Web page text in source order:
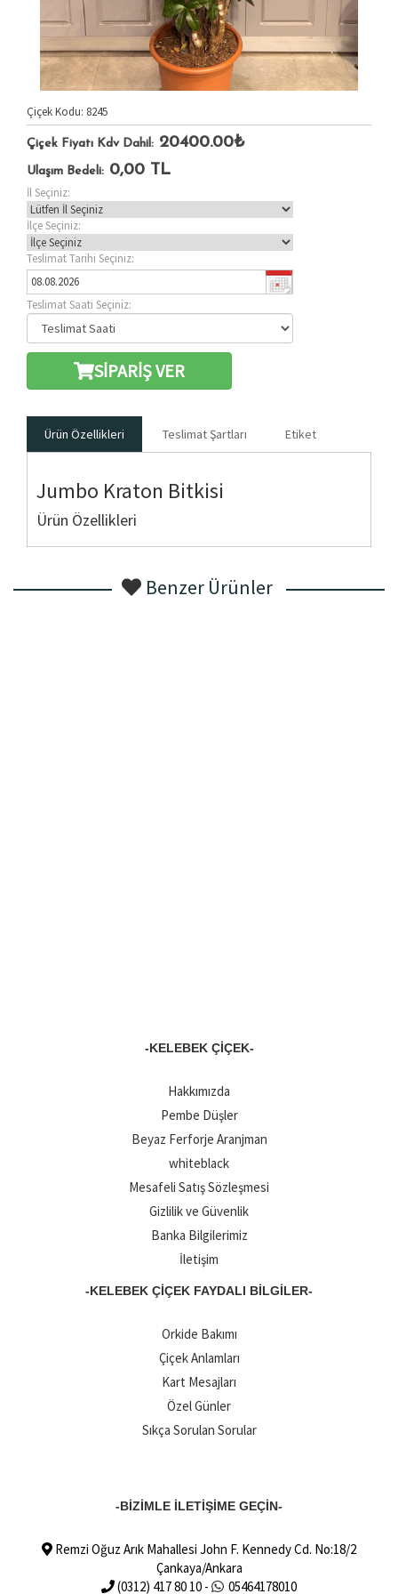
Çiçek Kodu: 8245
Çiçek Fiyatı Kdv Dahil: 20400.00₺
Ulaşım Bedeli: 0,00 TL
İl Seçiniz:
İlçe Seçiniz:
Teslimat Tarihi Seçiniz:
Teslimat Saati Seçiniz:
SİPARİŞ VER
Ürün Özellikleri Teslimat Şartları Etiket
Jumbo Kraton Bitkisi
Ürün Özellikleri
Benzer Ürünler
-KELEBEK ÇIÇEK-
Hakkımızda
Pembe Düşler
Beyaz Ferforje Aranjman
whiteblack
Mesafeli Satış Sözleşmesi
Gizlilik ve Güvenlik
Banka Bilgilerimiz
İletişim
-KELEBEK ÇIÇEK FAYDALI BILGILER-
Orkide Bakımı
Çiçek Anlamları
Kart Mesajları
Özel Günler
Sıkça Sorulan Sorular
-BİZİMLE İLETİŞİME GEÇİN-
Remzi Oğuz Arık Mahallesi John F. Kennedy Cd. No:18/2
Çankaya/Ankara
(0312) 417 80 10 -
05464178010